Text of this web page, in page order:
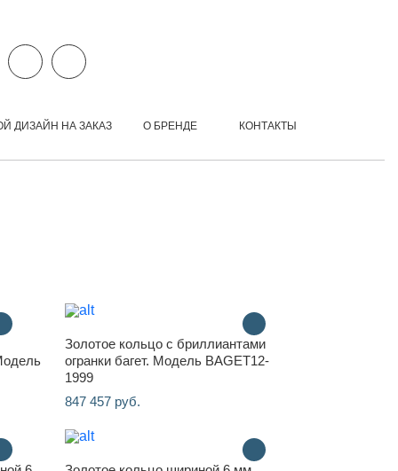
ДИЗАЙН НА ЗАКАЗ О БРЕНДЕ КОНТАКТЫ
Золотое кольцо с бриллиантами
огранки багет. Модель BAGET12-
1999
847 457 руб.